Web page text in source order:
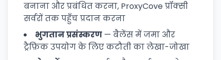
बनाना और प्रबंधित करना, ProxyCove प्रॉक्सी
सर्वरों तक पहुँच प्रदान करना
भुगतान प्रसंस्करण — बैलेंस में जमा और
ट्रैफ़िक उपयोग के लिए कटौती का लेखा-जोखा